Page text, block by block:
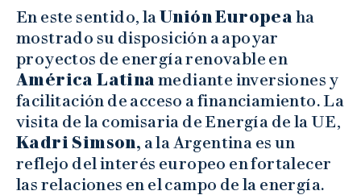
En este sentido, la Unión Europea ha
mostrado su disposición a apoyar
proyectos de energía renovable en
América Latina mediante inversiones y
facilitación de acceso a financiamiento. La
visita de la comisaria de Energía de la UE,
Kadri Simson, a la Argentina es un
reflejo del interés europeo en fortalecer
las relaciones en el campo de la energía.